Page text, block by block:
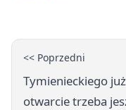
<< Poprzedni
Tymienieckiego
otwarcie trzeba